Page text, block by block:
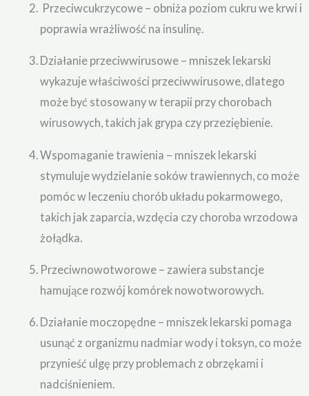
Przeciwcukrzycowe – obniża poziom cukru we krwi i
poprawia wrażliwość na insulinę.
Działanie przeciwwirusowe – mniszek lekarski
wykazuje właściwości przeciwwirusowe, dlatego
może być stosowany w terapii przy chorobach
wirusowych, takich jak grypa czy przeziębienie.
Wspomaganie trawienia – mniszek lekarski
stymuluje wydzielanie soków trawiennych, co może
pomóc w leczeniu chorób układu pokarmowego,
takich jak zaparcia, wzdęcia czy choroba wrzodowa
żołądka.
Przeciwnowotworowe – zawiera substancje
hamujące rozwój komórek nowotworowych.
Działanie moczopędne – mniszek lekarski pomaga
usunąć z organizmu nadmiar wody i toksyn, co może
przynieść ulgę przy problemach z obrzękami i
nadciśnieniem.